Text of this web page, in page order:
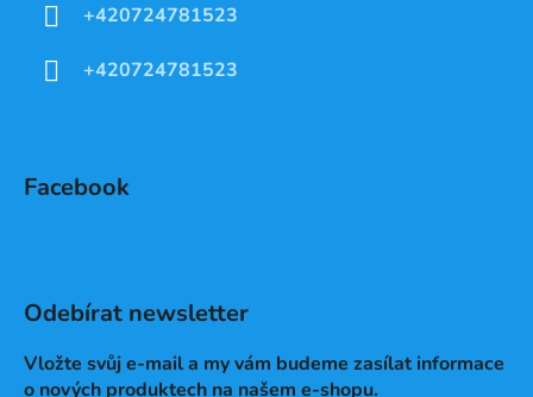
+420724781523
+420724781523
Facebook
Odebírat newsletter
Vložte svůj e-mail a my vám budeme zasílat informace
o nových produktech na našem e-shopu.